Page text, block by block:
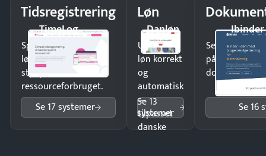
Tidsregistrering
TimeLog
Spar tid på
lønberegning og få
styr på
ressourceforbruget.
Se 17 systemer
Løn
Danløn
Udbetal
løn korrekt
og
automatisk
—
tilpasset
danske
Se 13
systemer
Ibinder
Send
på minutter
dokumenter.
Se 16